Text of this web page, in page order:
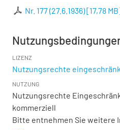
Nr. 177 (27.6.1936)[17,78 MB
LIZENZ
Nutzungsrechte
NUTZUNG
Nutzungsrechte
kommerziell
Bitte entnehmen Sie weitere